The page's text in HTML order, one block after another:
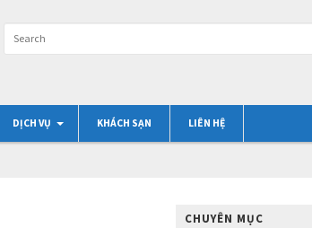
DỊCH VỤ KHÁCH SẠN LIÊN HỆ
CHUYÊN MỤC